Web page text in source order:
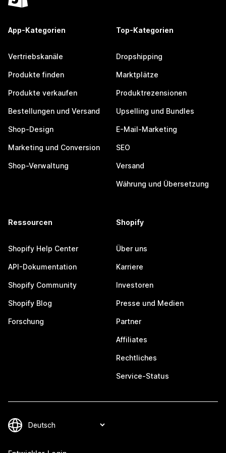
App-Kategorien
Vertriebskanäle
Produkte finden
Produkte verkaufen
Bestellungen und Versand
Shop-Design
Marketing und Conversion
Shop-Verwaltung
Top-Kategorien
Dropshipping
Marktplätze
Produktrezensionen
Upselling und Bundles
E-Mail-Marketing
SEO
Versand
Währung und Übersetzung
Ressourcen
Shopify Help Center
API-Dokumentation
Shopify Community
Shopify Blog
Forschung
Shopify
Über uns
Karriere
Investoren
Presse und Medien
Partner
Affiliates
Rechtliches
Service-Status